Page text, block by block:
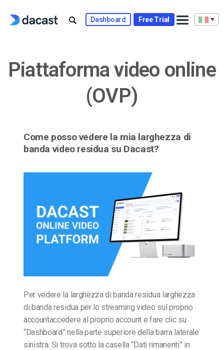
Dashboard Free Trial
Piattaforma video online
(OVP)
Come posso vedere la mia larghezza di
banda video residua su Dacast?
Per vedere la larghezza di banda residua larghezza
di banda residua per lo streaming video sul proprio
accountaccedere al proprio account e fare clic su
“Dashboard” nella parte superiore della barra laterale
sinistra. Si trova sotto la casella “Dati rimanenti” in